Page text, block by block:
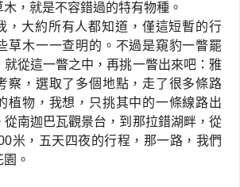
，就是不容錯過的特有物種。
，大約所有人都知道，僅這短暫的行
草木一一查明的。不過是窺豹一瞥罷
就從這一瞥之中，再挑一瞥出來吧：雅
察，選取了多個地點，走了很多條路
植物，我想，只挑其中的一條線路出
從南迦巴瓦觀景台，到那拉錯湖畔，從
米，五天四夜的行程，那一路，我們
。